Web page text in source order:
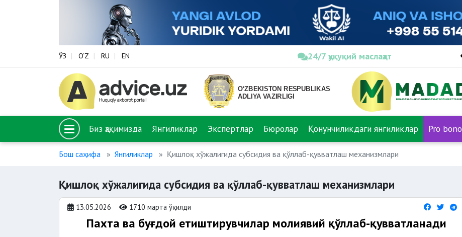
ЎЗ O‘Z RU EN 24/7 ҳуқуқий маслаҳат
Биз ҳақимизда Янгиликлар Экспертлар Бюролар Қонунчиликдаги янгиликлар Pro bono
Бош саҳифа Янгиликлар Қишлоқ хўжалигида субсидия ва қўллаб-қувватлаш механизмлари
Қишлоқ хўжалигида субсидия ва қўллаб-қувватлаш механизмлари
13.05.2026 1710 марта ўқилди
Пахта ва буғдой етиштирувчилар молиявий қўллаб-қувватланади